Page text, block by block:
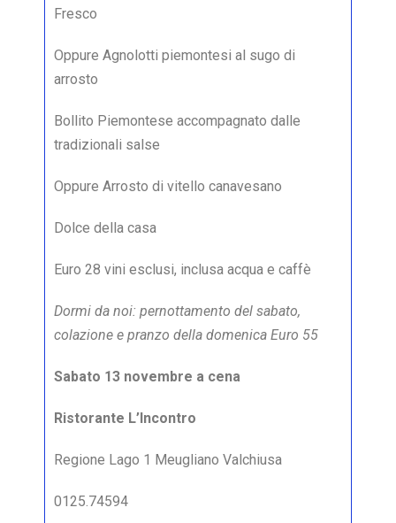
Fresco
Oppure Agnolotti piemontesi al sugo di
arrosto
Bollito Piemontese accompagnato dalle
tradizionali salse
Oppure Arrosto di vitello canavesano
Dolce della casa
Euro 28 vini esclusi, inclusa acqua e caffè
Dormi da noi: pernottamento del sabato,
colazione e pranzo della domenica Euro 55
Sabato 13 novembre a cena
Ristorante L’Incontro
Regione Lago 1 Meugliano Valchiusa
0125.74594